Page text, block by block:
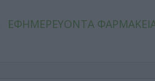
ΕΦΗΜΕΡΕΥΟΝΤΑ